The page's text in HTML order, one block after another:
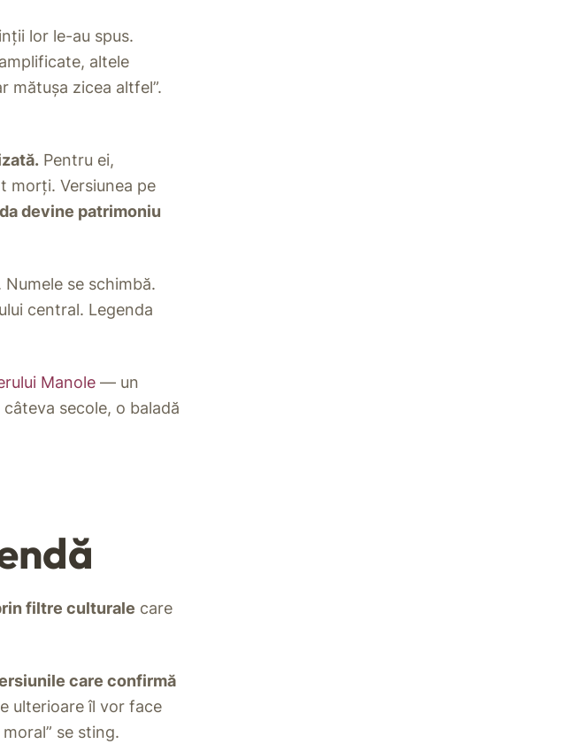
lor le-au spus.
altele
mătușa zicea altfel”.
Pentru ei,
Versiunea pe
devine patrimoniu
Numele se schimbă.
central. Legenda
Manole — un
secole, o baladă
filtre culturale care
care confirmă
ulterioare îl vor face
se sting.